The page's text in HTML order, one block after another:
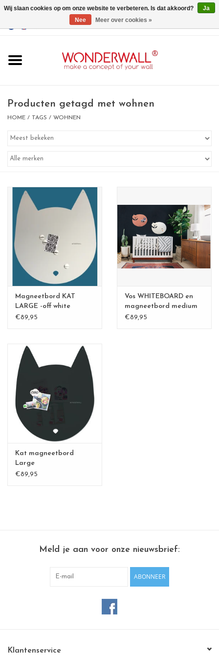
GBP/USD
magneetborden
magneten
BIG SALE , GRAB YOUR
CHANCE
LIMITED EXCLUSIVES
Wandplanken / Shelves
Rechthoekige , vierkante, ronde
magneetborden
Producten getagd met wohnen
HOME / TAGS / WOHNEN
Magneetbord KAT
LARGE -off white
€89,95
Vos WHITEBOARD en
magneetbord medium
€89,95
Kat magneetbord
Large
€89,95
Meld je aan voor onze nieuwsbrief:
ABONNEER
Klantenservice
Wij slaan cookies op om onze website te verbeteren. Is dat akkoord?
Ja
Nee
Meer over cookies »